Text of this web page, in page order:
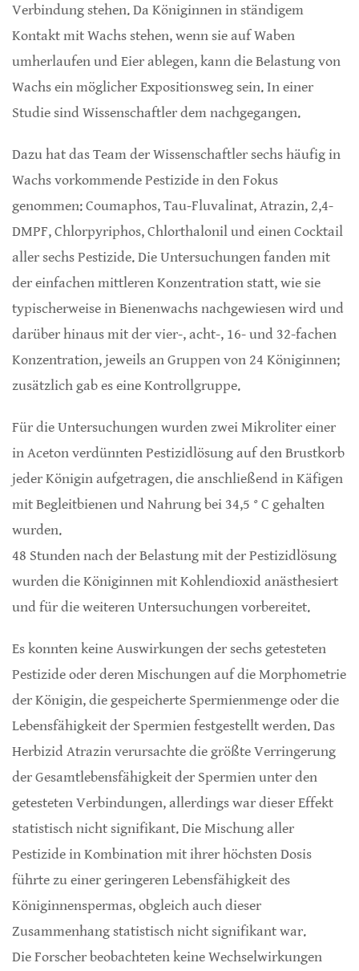
Verbindung stehen. Da Königinnen in ständigem
Kontakt mit Wachs stehen, wenn sie auf Waben
umherlaufen und Eier ablegen, kann die Belastung von
Wachs ein möglicher Expositionsweg sein. In einer
Studie sind Wissenschaftler dem nachgegangen.
Dazu hat das Team der Wissenschaftler sechs häufig in
Wachs vorkommende Pestizide in den Fokus
genommen: Coumaphos, Tau-Fluvalinat, Atrazin, 2,4-
DMPF, Chlorpyriphos, Chlorthalonil und einen Cocktail
aller sechs Pestizide. Die Untersuchungen fanden mit
der einfachen mittleren Konzentration statt, wie sie
typischerweise in Bienenwachs nachgewiesen wird und
darüber hinaus mit der vier-, acht-, 16- und 32-fachen
Konzentration, jeweils an Gruppen von 24 Königinnen;
zusätzlich gab es eine Kontrollgruppe.
Für die Untersuchungen wurden zwei Mikroliter einer
in Aceton verdünnten Pestizidlösung auf den Brustkorb
jeder Königin aufgetragen, die anschließend in Käfigen
mit Begleitbienen und Nahrung bei 34,5 ° C gehalten
wurden.
48 Stunden nach der Belastung mit der Pestizidlösung
wurden die Königinnen mit Kohlendioxid anästhesiert
und für die weiteren Untersuchungen vorbereitet.
Es konnten keine Auswirkungen der sechs getesteten
Pestizide oder deren Mischungen auf die Morphometrie
der Königin, die gespeicherte Spermienmenge oder die
Lebensfähigkeit der Spermien festgestellt werden. Das
Herbizid Atrazin verursachte die größte Verringerung
der Gesamtlebensfähigkeit der Spermien unter den
getesteten Verbindungen, allerdings war dieser Effekt
statistisch nicht signifikant. Die Mischung aller
Pestizide in Kombination mit ihrer höchsten Dosis
führte zu einer geringeren Lebensfähigkeit des
Königinnenspermas, obgleich auch dieser
Zusammenhang statistisch nicht signifikant war.
Die Forscher beobachteten keine Wechselwirkungen